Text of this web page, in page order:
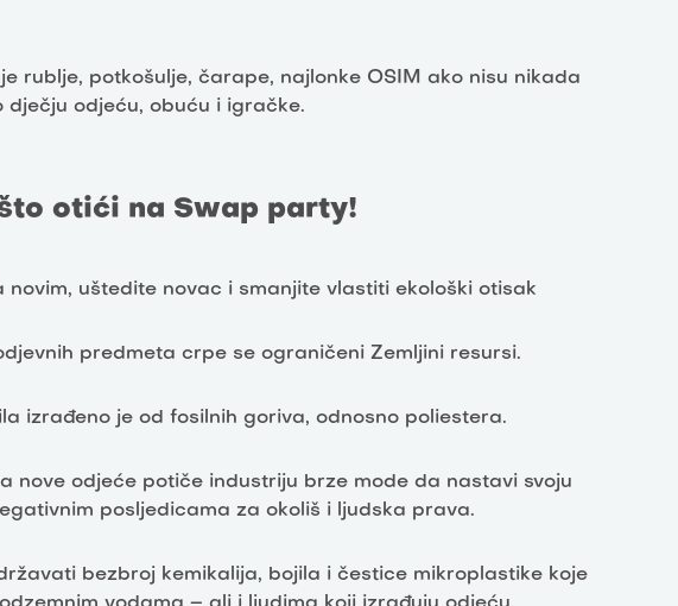
rublje, potkošulje, čarape, najlonke OSIM ako nisu nikada
dječju odjeću, obuću i igračke.
otići na Swap party!
uštedite novac i smanjite vlastiti ekološki otisak
predmeta crpe se ograničeni Zemljini resursi.
izrađeno je od fosilnih goriva, odnosno poliestera.
nove odjeće potiče industriju brze mode da nastavi svoju
posljedicama za okoliš i ljudska prava.
bezbroj kemikalija, bojila i čestice mikroplastike koje